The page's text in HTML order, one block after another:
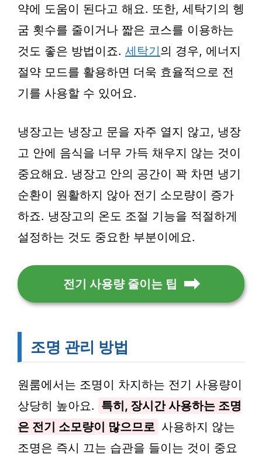
약에 도움이 된다고 해요. 또한, 세탁기의 헹
굼 횟수를 줄이거나 짧은 코스를 이용하는
것도 좋은 방법이죠. 세탁기의 경우, 에너지
절약 모드를 활용하면 더욱 효율적으로 전
기를 사용할 수 있어요.
냉장고는 냉장고 문을 자주 열지 않고, 냉장
고 안에 음식을 너무 가득 채우지 않는 것이
중요해요. 냉장고 안의 공간이 꽉 차면 냉기
순환이 원활하지 않아 전기 소모량이 증가
하죠. 냉장고의 온도 조절 기능을 적절하게
설정하는 것도 중요한 부분이에요.
전기 사용량 줄이는 팁
조명 관리 방법
원룸에서는 조명이 차지하는 전기 사용량이
상당히 높아요. 특히, 장시간 사용하는 조명
은 전기 소모량이 많으므로 사용하지 않는
조명은 즉시 끄는 습관을 들이는 것이 중요